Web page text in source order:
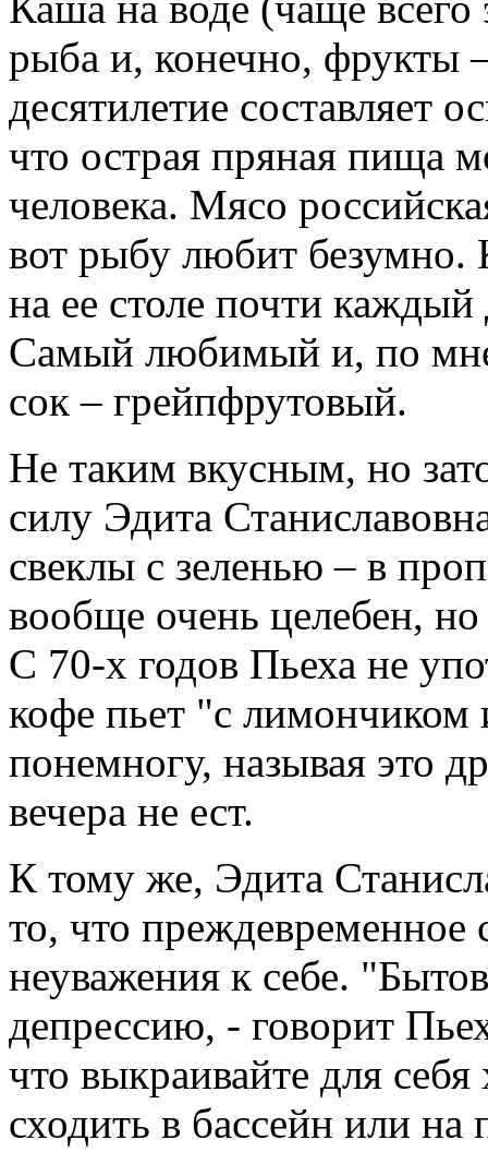
рыба и, конечно, фрукты
десятилетие составляет
что острая пряная пища
человека. Мясо
вот рыбу любит безумно.
на ее столе почти
Самый любимый и, по
сок – грейпфрутовый.
Не таким вкусным, но
силу Эдита
свеклы с зеленью – в
вообще очень целебен,
С 70-х годов Пьеха не
кофе пьет "с
понемногу, называя это
вечера не ест.
К тому же, Эдита
то, что преждевременное
неуважения к себе.
депрессию, - говорит
что выкраивайте для
сходить в бассейн или на